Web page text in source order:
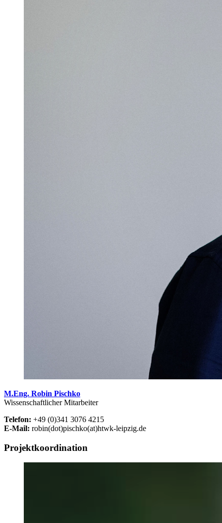
M.Eng. Robin Pischko
Wissenschaftlicher Mitarbeiter
Telefon: +49 (0)341 3076 4215
E-Mail: robin(dot)pischko(at)htwk-leipzig.de
Projektkoordination